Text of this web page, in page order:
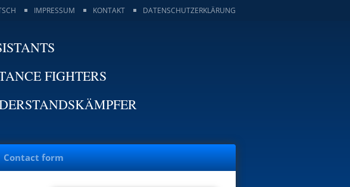
DATENSCHUTZERKLÄRUNG
KONTAKT
IMPRESSUM
FIGHTERS
Contact form